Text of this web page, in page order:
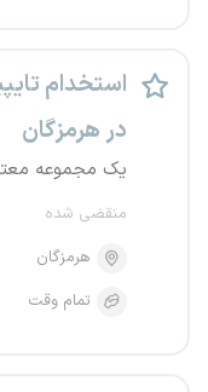
استخدام
در هرمزگان
یک مجموعه
منقضی شده
هرمزگان
تمام وقت